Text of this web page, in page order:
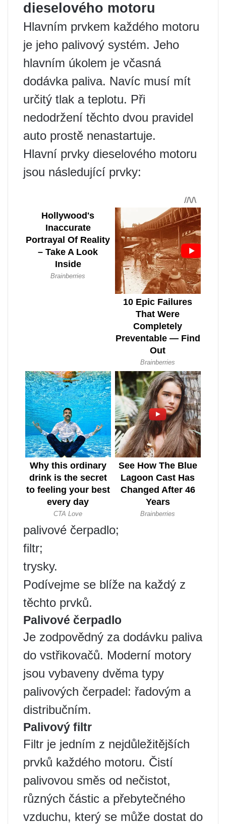
dieselového motoru
Hlavním prvkem každého motoru
je jeho palivový systém. Jeho
hlavním úkolem je včasná
dodávka paliva. Navíc musí mít
určitý tlak a teplotu. Při
nedodržení těchto dvou pravidel
auto prostě nenastartuje.
Hlavní prvky dieselového motoru
jsou následující prvky:
palivové čerpadlo;
filtr;
trysky.
Podívejme se blíže na každý z
těchto prvků.
Palivové čerpadlo
Je zodpovědný za dodávku paliva
do vstřikovačů. Moderní motory
jsou vybaveny dvěma typy
palivových čerpadel: řadovým a
distribučním.
Palivový filtr
Filtr je jedním z nejdůležitějších
prvků každého motoru. Čistí
palivovou směs od nečistot,
různých částic a přebytečného
vzduchu, který se může dostat do